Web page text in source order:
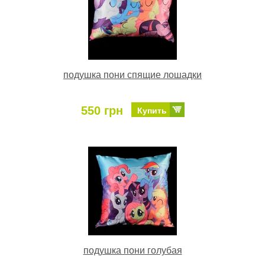
подушка пони спящие лошадки
550 грн Купить
подушка пони голубая